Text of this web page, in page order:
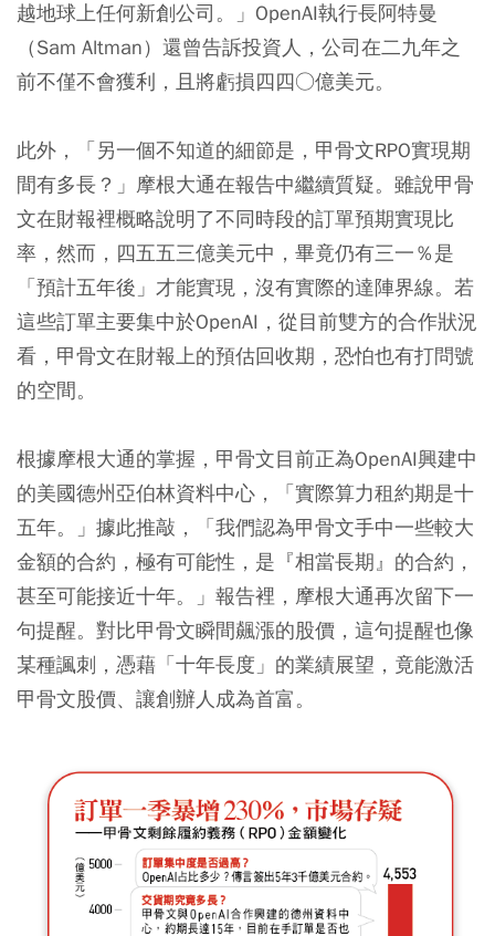
越地球上任何新創公司。」OpenAI執行長阿特曼
（Sam Altman）還曾告訴投資人，公司在二九年之
前不僅不會獲利，且將虧損四四○億美元。
此外，「另一個不知道的細節是，甲骨文RPO實現期
間有多長？」摩根大通在報告中繼續質疑。雖說甲骨
文在財報裡概略說明了不同時段的訂單預期實現比
率，然而，四五五三億美元中，畢竟仍有三一％是
「預計五年後」才能實現，沒有實際的達陣界線。若
這些訂單主要集中於OpenAI，從目前雙方的合作狀況
看，甲骨文在財報上的預估回收期，恐怕也有打問號
的空間。
根據摩根大通的掌握，甲骨文目前正為OpenAI興建中
的美國德州亞伯林資料中心，「實際算力租約期是十
五年。」據此推敲，「我們認為甲骨文手中一些較大
金額的合約，極有可能性，是『相當長期』的合約，
甚至可能接近十年。」報告裡，摩根大通再次留下一
句提醒。對比甲骨文瞬間飆漲的股價，這句提醒也像
某種諷刺，憑藉「十年長度」的業績展望，竟能激活
甲骨文股價、讓創辦人成為首富。